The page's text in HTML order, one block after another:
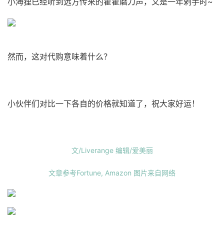
然而，这对代购意味着什么？
小伙伴们对比一下各自的价格就知道了，祝大家好运！
文/Liverange 编辑/爱美丽
文章参考Fortune, Amazon 图片来自网络